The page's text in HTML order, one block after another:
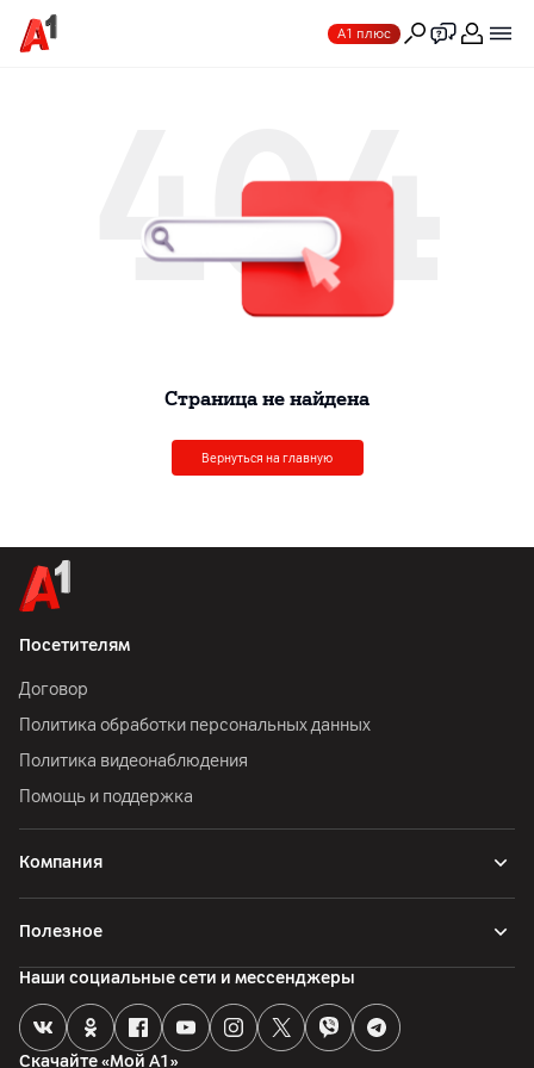
А1 плюс
404
Cтраница не найдена
Вернуться на главную
Посетителям
Договор
Политика обработки персональных данных
Политика видеонаблюдения
Помощь и поддержка
Компания
Полезное
Скачайте «Мой А1»
Наши социальные сети и мессенджеры